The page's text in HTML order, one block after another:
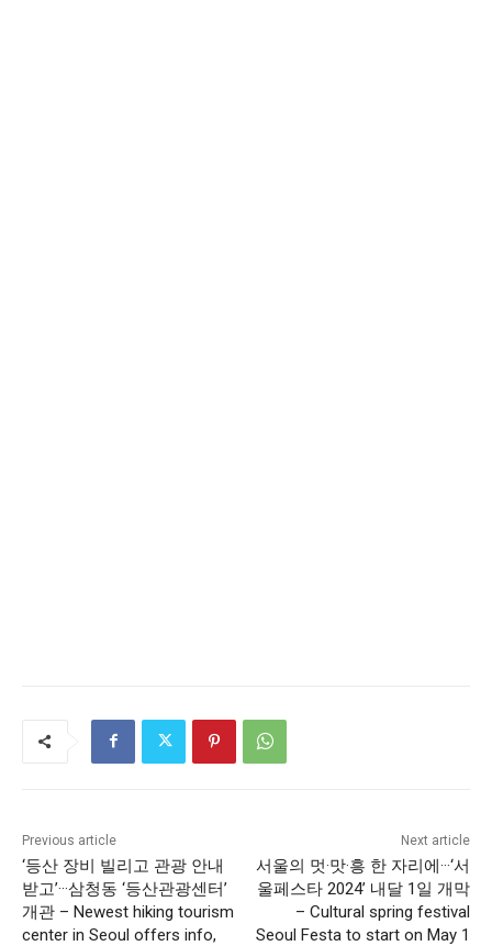
Previous article
‘등산 장비 빌리고 관광 안내
받고’···삼청동 ‘등산관광센터’
개관 – Newest hiking tourism
center in Seoul offers info,
Next article
서울의 멋·맛·흥 한 자리에···‘서
울페스타 2024’ 내달 1일 개막
– Cultural spring festival
Seoul Festa to start on May 1